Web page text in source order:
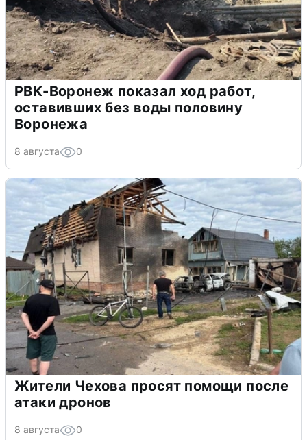
РВК-Воронеж показал ход работ,
оставивших без воды половину
Воронежа
8 августа 0
Жители Чехова просят помощи после
атаки дронов
8 августа 0